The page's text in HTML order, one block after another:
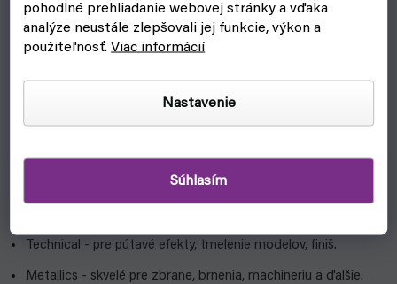
pohodlné prehliadanie webovej stránky a vďaka
analýze neustále zlepšovali jej funkcie, výkon a
použiteľnosť.Viac informácií
Nastavenie
Súhlasím
Typy farieb
Contrast - základ, tiene a zvýraznenie v jednej vrstve s
Base – majú vysokú hustotu pigmentu pre základný náter.
Technical - pre pútavé efekty, tmelenie modelov, finiš.
Metallics - skvelé pre zbrane, brnenia, machineriu a ďalšie.